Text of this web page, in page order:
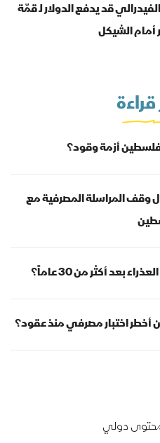
الفيدرالي قد يدفع الدولار لـ قمّة
قراءة
أزمة وقود؟
وقف المراسلة المصرفية مع
بعد أكثر من 30 عاماً؟
أخطر اختبار مصرفي منذ عقود؟
دولي